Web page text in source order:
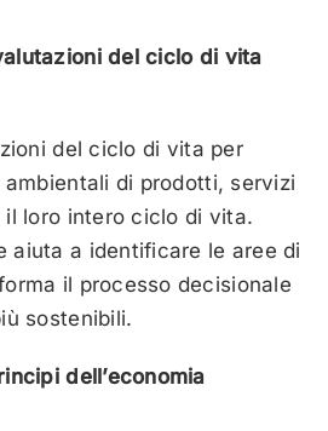
del ciclo di vita
del ciclo di vita per
di prodotti, servizi
loro intero ciclo di vita.
aiuta a identificare le aree di
il processo decisionale
sostenibili.
dell’economia